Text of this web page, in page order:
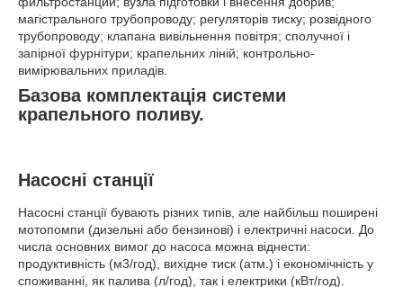
магістрального трубопроводу; регуляторів тиску; розвідного
трубопроводу; клапана вивільнення повітря; сполучної і
запірної фурнітури; крапельних ліній; контрольно-
вимірювальних приладів.
Базова комплектація системи
крапельного поливу.
Насосні станції
Насосні станції бувають різних типів, але найбільш поширені
мотопомпи (дизельні або бензинові) і електричні насоси. До
числа основних вимог до насоса можна віднести:
продуктивність (м3/год), вихідне тиск (атм.) і економічність у
споживанні, як палива (л/год), так і електрики (кВт/год).